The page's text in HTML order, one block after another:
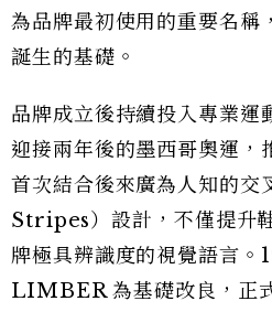
為品牌最初使用的重要名
誕生的基礎。
品牌成立後持續投入專業運
迎接兩年後的墨西哥奧運
首次結合後來廣為人知的
Stripes）設計，不僅提升
牌極具辨識度的視覺語言。
LIMBER 為基礎改良，正